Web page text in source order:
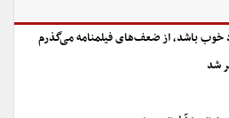
خوب باشد، از ضعف‌های فیلمنامه می‌گذرم
شد